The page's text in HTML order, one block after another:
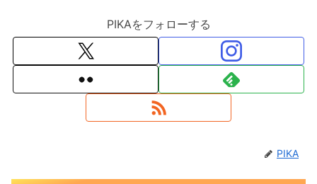
PIKAをフォローする
PIKA